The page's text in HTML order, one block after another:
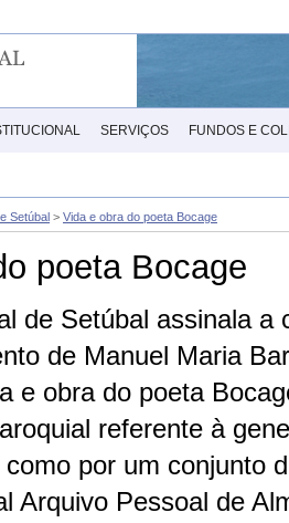
SERVIÇOS FUNDOS E
Setúbal > Vida e obra do poeta Bocage
poeta Bocage
de Setúbal assinala a
de Manuel Maria
e obra do poeta
referente à
por um conjunto
Arquivo Pessoal de